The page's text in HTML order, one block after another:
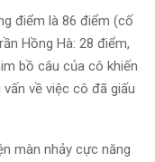
điểm là 86 điểm (cố
Hồng Hà: 28 điểm,
bồ câu của cô khiến
về việc cô đã giấu
màn nhảy cực năng